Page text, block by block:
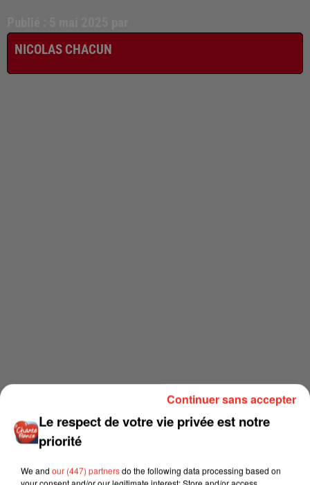
NICOLAS CHACUN
Le respect de votre vie privée est notre
priorité
We and our (447) partnersdo the following data processing based on
your consent and/or our legitimate interest: Store and/or access
Continuer sans accepter